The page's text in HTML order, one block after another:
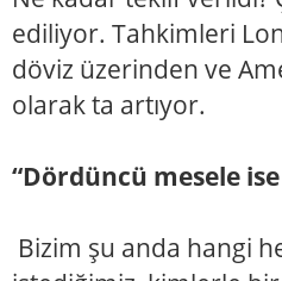
ediliyor. Tahkimleri
döviz üzerinden ve
olarak ta artıyor.
“Dördüncü mesele
Bizim şu anda hangi